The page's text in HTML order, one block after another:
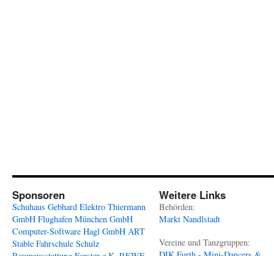
Sponsoren
Schuhaus Gebhard Elektro Thiermann
GmbH Flughafen München GmbH
Computer-Software Hagl GmbH ART
Stable Fahrschule Schulz
Weitere Links
Behörden:
Markt Nandlstadt
Vereine und Tanzgruppen: